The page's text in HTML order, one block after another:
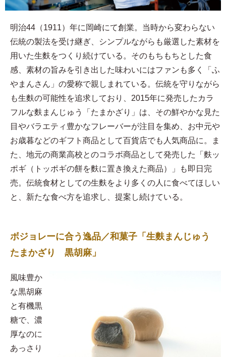
明治44（1911）年に岡崎にて創業。当時から変わらない
伝統の製法を受け継ぎ、シンプルながらも厳選した素材を
用いた生麩をつくり続けている。そのもちもちとした食
感、素材の旨みを引き出した味わいにはファンも多く「ふ
やまんさん」の愛称で親しまれている。伝統を守りながら
も生麩の可能性を追求しており、2015年に発売したカラ
フルな麩まんじゅう「たまかざり」は、その鮮やかな見た
目やバラエティ豊かなフレーバーが注目を集め、お中元や
お歳暮などのギフト商品として百貨店でも人気商品に。ま
た、地元の商業高校とのコラボ商品として発売した「麩ッ
ポギ（トッポギの餅を麩に置き換えた商品）」も即日完
売。伝統食材としての生麩をより多くの人に食べてほしい
と、新たな食べ方を追求し、提案し続けている。
ボジョレーに合う逸品／和菓子「生麩まんじゅう
たまかざり 黒胡麻」
風味豊か
な黒胡麻
と有機黒
糖で、濃
厚なのに
あっさり